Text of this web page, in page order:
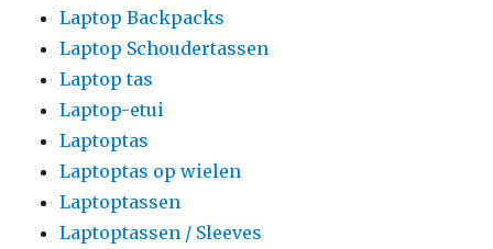
Laptop Backpacks
Laptop Schoudertassen
Laptop tas
Laptop-etui
Laptoptas
Laptoptas op wielen
Laptoptassen
Laptoptassen / Sleeves